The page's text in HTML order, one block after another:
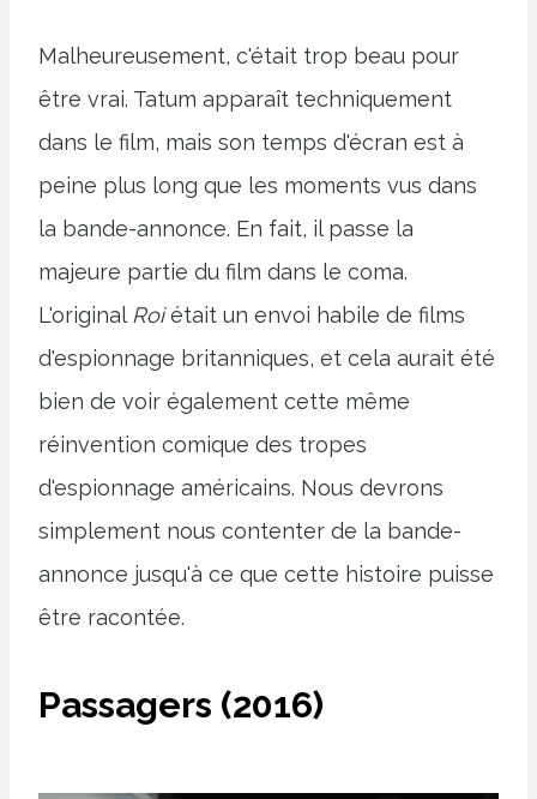
Malheureusement, c'était trop beau pour
être vrai. Tatum apparaît techniquement
dans le film, mais son temps d'écran est à
peine plus long que les moments vus dans
la bande-annonce. En fait, il passe la
majeure partie du film dans le coma.
L'original Roiétait un envoi habile de films
d'espionnage britanniques, et cela aurait été
bien de voir également cette même
réinvention comique des tropes
d'espionnage américains. Nous devrons
simplement nous contenter de la bande-
annonce jusqu'à ce que cette histoire puisse
être racontée.
Passagers (2016)